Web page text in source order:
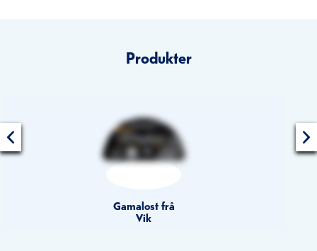
Produkter
Gamalost frå
Vik